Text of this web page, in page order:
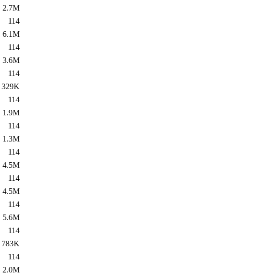
2.7M
114
6.1M
114
3.6M
114
329K
114
1.9M
114
1.3M
114
4.5M
114
4.5M
114
5.6M
114
783K
114
2.0M